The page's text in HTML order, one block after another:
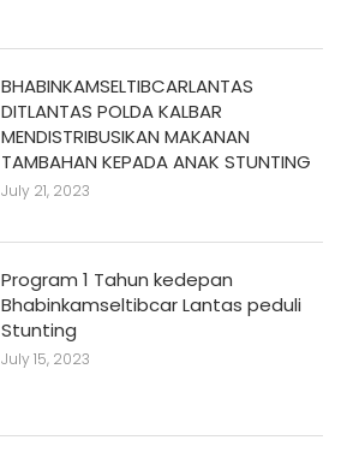
BHABINKAMSELTIBCARLANTAS
DITLANTAS POLDA KALBAR
MENDISTRIBUSIKAN MAKANAN
TAMBAHAN KEPADA ANAK STUNTING
July 21, 2023
Program 1 Tahun kedepan
Bhabinkamseltibcar Lantas peduli
Stunting
July 15, 2023